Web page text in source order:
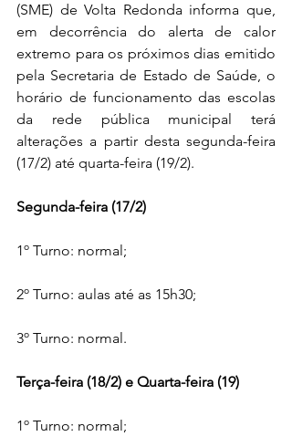
(SME) de Volta Redonda informa que,
em decorrência do alerta de calor
extremo para os próximos dias emitido
pela Secretaria de Estado de Saúde, o
horário de funcionamento das escolas
da rede pública municipal terá
alterações a partir desta segunda-feira
(17/2) até quarta-feira (19/2).
Segunda-feira (17/2)
1º Turno: normal;
2º Turno: aulas até as 15h30;
3º Turno: normal.
Terça-feira (18/2) e Quarta-feira (19)
1º Turno: normal;